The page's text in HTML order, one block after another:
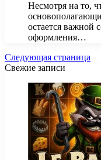
Несмотря на то,
остается важной
оформления…
Следующая страница
Свежие записи